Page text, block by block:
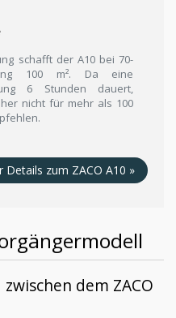
schafft der A10 bei 70-
100 m². Da eine
6 Stunden dauert,
nicht für mehr als 100
Details zum ZACO A10 »
dem ZACO